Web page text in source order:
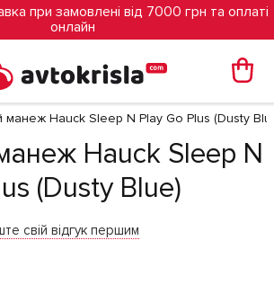
при замовлені від 7000 грн та оплаті
онлайн
манеж Hauck Sleep N Play Go Plus (Dusty
Hauck Sleep N
(Dusty Blue)
свій відгук першим